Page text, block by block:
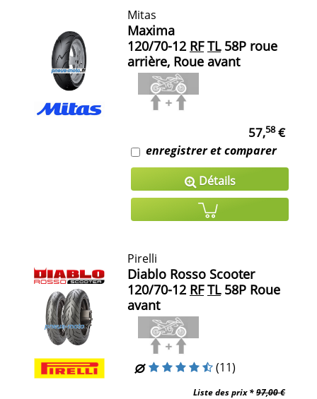
Mitas
Maxima
120/70-12 RF TL58P roue
arrière, Roue avant
57,58€
enregistrer et comparer
Détails
Pirelli
Diablo Rosso Scooter
120/70-12 RF TL58P Roue
avant
(11)
Liste des prix *97,00 €